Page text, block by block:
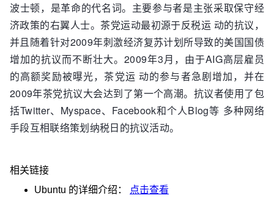
波士顿，是革命的代名词。主要参与者是主张采取保守经
济政策的右翼人士。茶党运动最初源于反税运 动的抗议，
并且随着针对2009年刺激经济复苏计划所导致的美国国债
增加的抗议而不断壮大。2009年3月，由于AIG高层雇员
的高额奖励被曝光，茶党运 动的参与者急剧增加，并在
2009年茶党抗议大会达到了第一个高潮。抗议者使用了包
括Twitter、Myspace、Facebook和个人Blog等 多种网络
手段互相联络策划纳税日的抗议活动。
相关链接
Ubuntu 的详细介绍： 点击查看